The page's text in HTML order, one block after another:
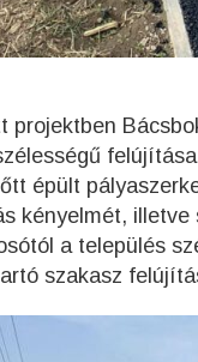
épült
kényelmét,
a település
szakasz